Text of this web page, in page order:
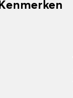
Kenmerken